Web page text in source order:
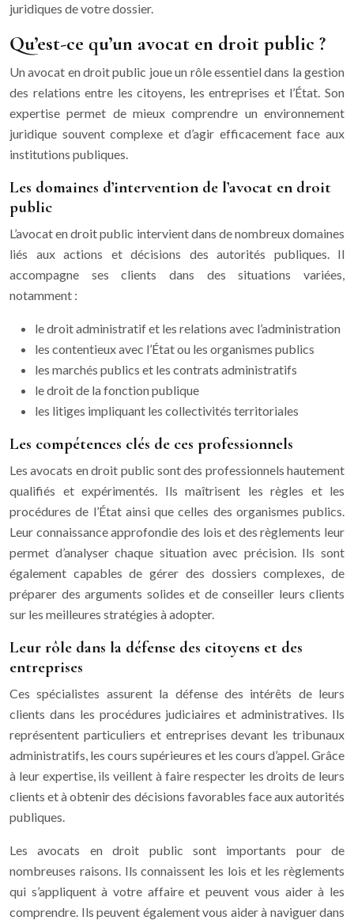
juridiques de votre dossier.
Qu’est-ce qu’un avocat en droit public ?
Un avocat en droit public joue un rôle essentiel dans la gestion
des relations entre les citoyens, les entreprises et l’État. Son
expertise permet de mieux comprendre un environnement
juridique souvent complexe et d’agir efficacement face aux
institutions publiques.
Les domaines d’intervention de l’avocat en droit
public
L’avocat en droit public intervient dans de nombreux domaines
liés aux actions et décisions des autorités publiques. Il
accompagne ses clients dans des situations variées,
notamment :
le droit administratif et les relations avec l’administration
les contentieux avec l’État ou les organismes publics
les marchés publics et les contrats administratifs
le droit de la fonction publique
les litiges impliquant les collectivités territoriales
Les compétences clés de ces professionnels
Les avocats en droit public sont des professionnels hautement
qualifiés et expérimentés. Ils maîtrisent les règles et les
procédures de l’État ainsi que celles des organismes publics.
Leur connaissance approfondie des lois et des règlements leur
permet d’analyser chaque situation avec précision. Ils sont
également capables de gérer des dossiers complexes, de
préparer des arguments solides et de conseiller leurs clients
sur les meilleures stratégies à adopter.
Leur rôle dans la défense des citoyens et des
entreprises
Ces spécialistes assurent la défense des intérêts de leurs
clients dans les procédures judiciaires et administratives. Ils
représentent particuliers et entreprises devant les tribunaux
administratifs, les cours supérieures et les cours d’appel. Grâce
à leur expertise, ils veillent à faire respecter les droits de leurs
clients et à obtenir des décisions favorables face aux autorités
publiques.
Les avocats en droit public sont importants pour de
nombreuses raisons. Ils connaissent les lois et les règlements
qui s’appliquent à votre affaire et peuvent vous aider à les
comprendre. Ils peuvent également vous aider à naviguer dans